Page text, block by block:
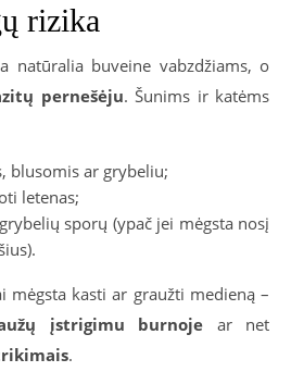
rizika
natūralia buveine vabzdžiams, o
pernešėju. Šunims ir katėms
blusomis ar grybeliu;
letenas;
sporų (ypač jei mėgsta nosį
mėgsta kasti ar graužti medieną –
įstrigimu burnoje ar net
.